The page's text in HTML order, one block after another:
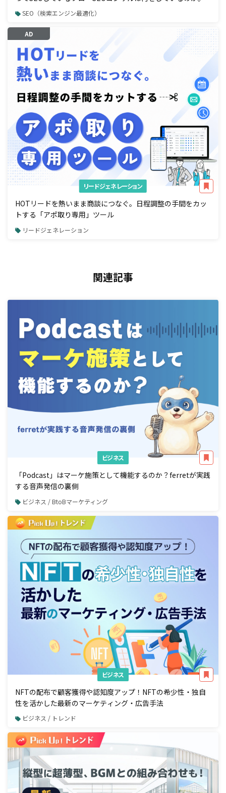
SEO（検索エンジン最適化）
AD
リードジェネレーション
HOTリードを熱いまま商談につなぐ。日程調整の手間をカッ
トする「アポ取り専用」ツール
リードジェネレーション
関連記事
ビジネス
「Podcast」はマーケ施策として機能するのか？ferretが実践
する音声発信の裏側
ビジネス / BtoBマーケティング
ビジネス
NFTの配布で顧客獲得や認知度アップ！NFTの希少性・独自
性を活かした最新のマーケティング・広告手法
ビジネス / トレンド